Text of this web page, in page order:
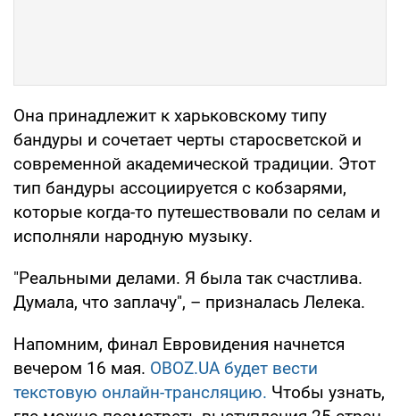
Она принадлежит к харьковскому типу
бандуры и сочетает черты старосветской и
современной академической традиции. Этот
тип бандуры ассоциируется с кобзарями,
которые когда-то путешествовали по селам и
исполняли народную музыку.
"Реальными делами. Я была так счастлива.
Думала, что заплачу", – призналась Лелека.
Напомним, финал Евровидения начнется
вечером 16 мая. OBOZ.UA будет вести
текстовую онлайн-трансляцию. Чтобы узнать,